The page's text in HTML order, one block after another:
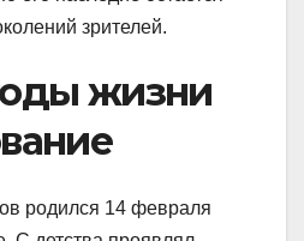
зрителей.
жизни
родился 14 февраля